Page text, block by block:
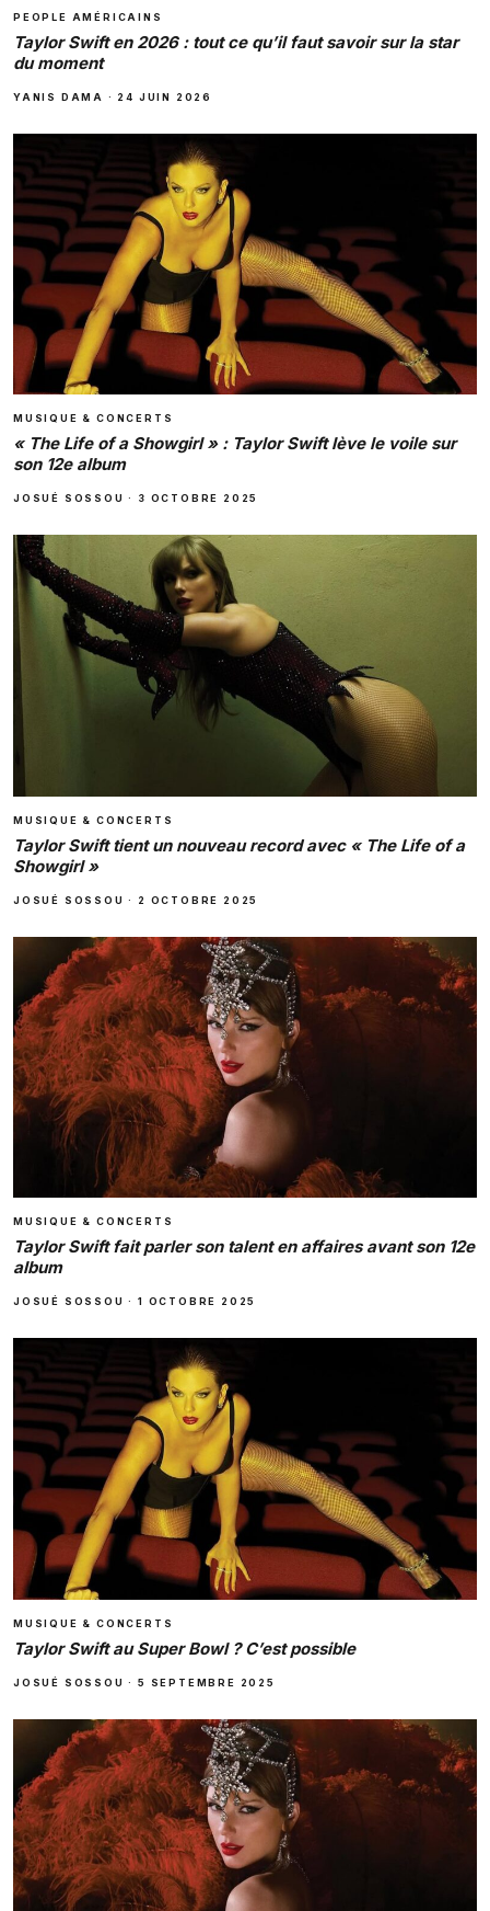
PEOPLE AMÉRICAINS
Taylor Swift en 2026 : tout ce qu’il faut savoir sur la star
du moment
YANIS DAMA · 24 JUIN 2026
MUSIQUE & CONCERTS
« The Life of a Showgirl » : Taylor Swift lève le voile sur
son 12e album
JOSUÉ SOSSOU · 3 OCTOBRE 2025
MUSIQUE & CONCERTS
Taylor Swift tient un nouveau record avec « The Life of a
Showgirl »
JOSUÉ SOSSOU · 2 OCTOBRE 2025
MUSIQUE & CONCERTS
Taylor Swift fait parler son talent en affaires avant son 12e
album
JOSUÉ SOSSOU ·1 OCTOBRE 2025
MUSIQUE & CONCERTS
Taylor Swift au Super Bowl ? C’est possible
JOSUÉ SOSSOU ·5 SEPTEMBRE 2025